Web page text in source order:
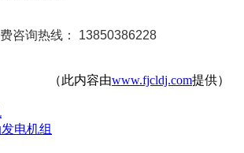
咨询热线： 13850386228
（此内容由www.fjcldj.com提供）
电机组